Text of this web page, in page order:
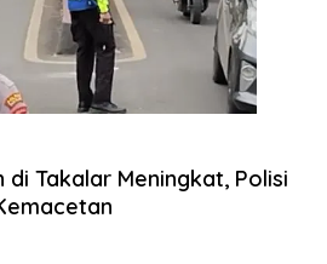
di Takalar Meningkat, Polisi